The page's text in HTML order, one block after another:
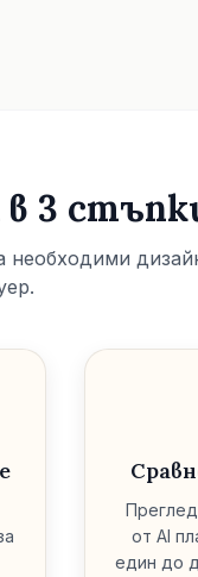
3
от AI
един до